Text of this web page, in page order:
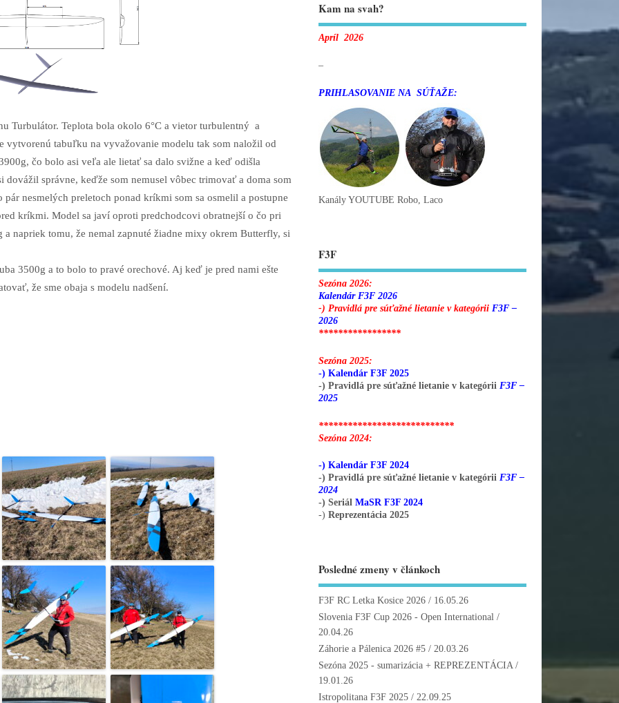
Turbulátor. Teplota bola okolo 6°C a vietor turbulentný a
vytvorenú tabuľku na vyvažovanie modelu tak som naložil od
čo bolo asi veľa ale lietať sa dalo svižne a keď odišla
dovážil správne, keďže som nemusel vôbec trimovať a doma som
nesmelých preletoch ponad kríkmi som sa osmelil a postupne
kríkmi. Model sa javí oproti predchodcovi obratnejší o čo pri
napriek tomu, že nemal zapnuté žiadne mixy okrem Butterfly, si
3500g a to bolo to pravé orechové. Aj keď je pred nami ešte
že sme obaja s modelu nadšení.
Kam na svah?
Apríl 2026
–
PRIHLASOVANIE NA SÚŤAŽE:
Kanály YOUTUBE Robo, Laco
F3F
Sezóna 2026:
Kalendár F3F 2026
-) Pravidlá pre súťažné lietanie v kategórii F3F –
2026
*****************
Sezóna 2025:
-) Kalendár F3F 2025
-) Pravidlá pre súťažné lietanie v kategórii F3F –
2025
****************************
Sezóna 2024:
-) Kalendár F3F 2024
-) Pravidlá pre súťažné lietanie v kategórii F3F –
2024
-) Seriál MaSR F3F 2024
-) Reprezentácia 2025
Posledné zmeny v článkoch
F3F RC Letka Kosice 2026/ 16.05.26
Slovenia F3F Cup 2026 - Open International /
20.04.26
Záhorie a Pálenica 2026 #5/ 20.03.26
Sezóna 2025 - sumarizácia + REPREZENTÁCIA/
19.01.26
Istropolitana F3F 2025/ 22.09.25